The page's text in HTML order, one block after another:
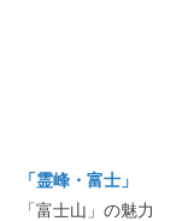
「霊峰・富士」
「富士山」の魅力